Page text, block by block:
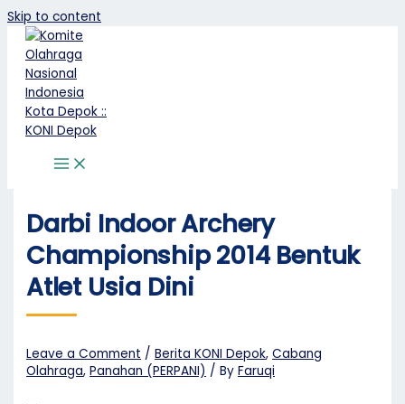
Skip to content
Darbi Indoor Archery
Championship 2014 Bentuk
Atlet Usia Dini
Leave a Comment /Berita KONI Depok,Cabang
Olahraga,Panahan (PERPANI) / ByFaruqi